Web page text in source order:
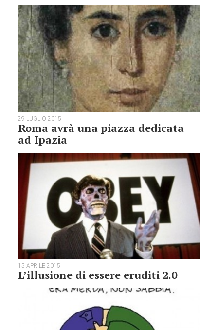
29 LUGLIO 2015
Roma avrà una piazza dedicata
ad Ipazia
15 APRILE 2015
L’illusione di essere eruditi 2.0